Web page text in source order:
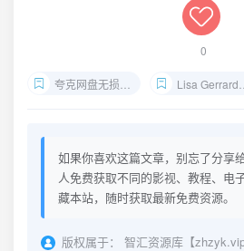
0
夸克网盘无损音乐 Lisa Gerrard无损下载
如果你喜欢这篇文章，别忘了分享
人免费获取不同的影视、教程、电
藏本站，随时获取最新免费资源。
版权属于：
智汇资源库【zhzyk.vip